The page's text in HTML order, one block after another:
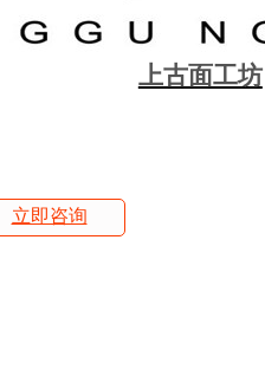
上古面工坊
立即咨询